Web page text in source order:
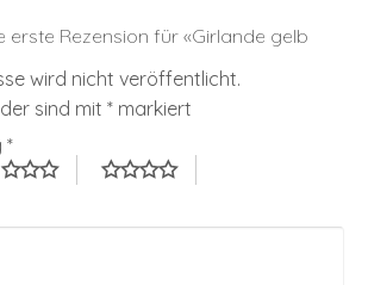
erste Rezension für «Girlande gelb
wird nicht veröffentlicht.
sind mit * markiert
*